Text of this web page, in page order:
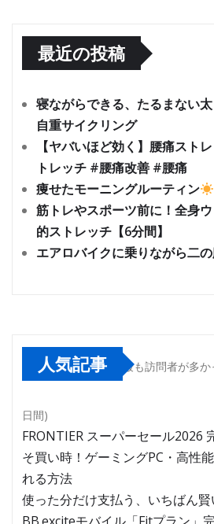
最近の投稿
寝ながらできる、たるまない
自重サイクリング
【ヤバいほど効く】腰痛スト
トレッチ #腰痛改善 #腰痛
痩せたモーニングルーティン
筋トレやスポーツ前に！全身
的ストレッチ【6分間】
エアロバイクに乗りながら二
人気記事 最も訪問者が多
日間)
FRONTIER スーパーセール2026
そ買い時！ゲーミングPC・高性
れる方法
使った分だけ支払う、いちばん賢